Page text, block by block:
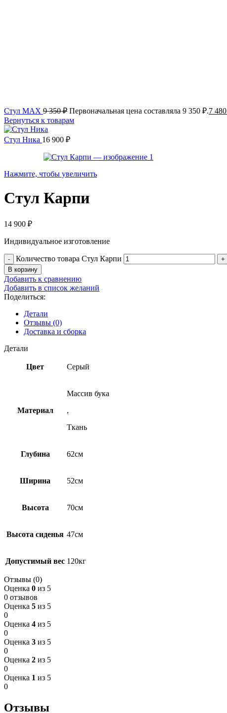
Стул MAX 9 350₽ Первоначальная цена составляла 9 350 ₽.7 480
Вернуться к товарам
Стул Ника 16 900 ₽
Нажмите, чтобы увеличить
Стул Карпи
14 900 ₽
Индивидуальное изготовление
Количество товара Стул Карпи
В корзину
Добавить к сравнению
Добавить в список желаний
Поделиться:
Детали
Отзывы (0)
Доставка и сборка
Детали
Цвет Серый
Материал
Массив бука
,
Ткань
Глубина 62см
Ширина 52см
Высота 70см
Высота сиденья 47см
Допустимый вес 120кг
Отзывы (0)
Оценка 0 из 5
0 отзывов
Оценка 5 из 5
0
Оценка 4 из 5
0
Оценка 3 из 5
0
Оценка 2 из 5
0
Оценка 1 из 5
0
Отзывы